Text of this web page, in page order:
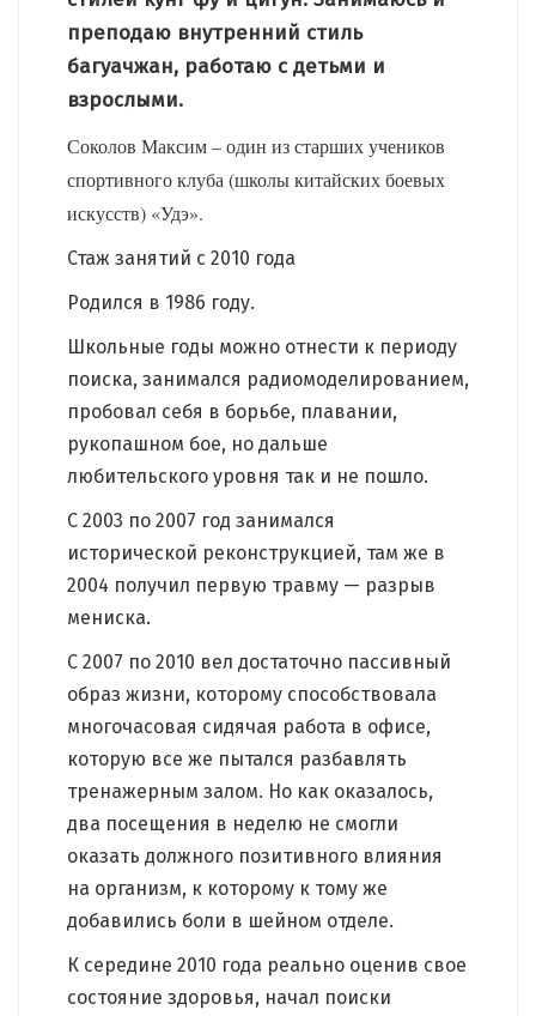
преподаю внутренний стиль
багуачжан, работаю с детьми и
взрослыми.
Соколов Максим – один из старших учеников
спортивного клуба (школы китайских боевых
искусств) «Удэ».
Стаж занятий с 2010 года
Родился в 1986 году.
Школьные годы можно отнести к периоду
поиска, занимался радиомоделированием,
пробовал себя в борьбе, плавании,
рукопашном бое, но дальше
любительского уровня так и не пошло.
С 2003 по 2007 год занимался
исторической реконструкцией, там же в
2004 получил первую травму — разрыв
мениска.
С 2007 по 2010 вел достаточно пассивный
образ жизни, которому способствовала
многочасовая сидячая работа в офисе,
которую все же пытался разбавлять
тренажерным залом. Но как оказалось,
два посещения в неделю не смогли
оказать должного позитивного влияния
на организм, к которому к тому же
добавились боли в шейном отделе.
К середине 2010 года реально оценив свое
состояние здоровья, начал поиски